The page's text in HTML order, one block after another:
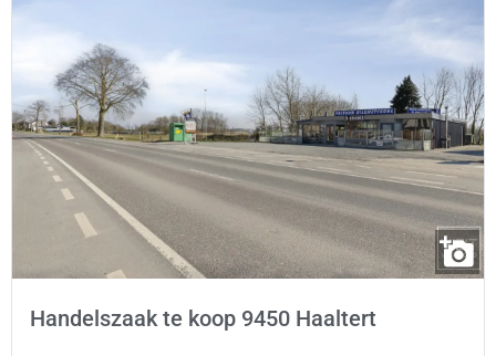
Handelszaak te koop 9450 Haaltert